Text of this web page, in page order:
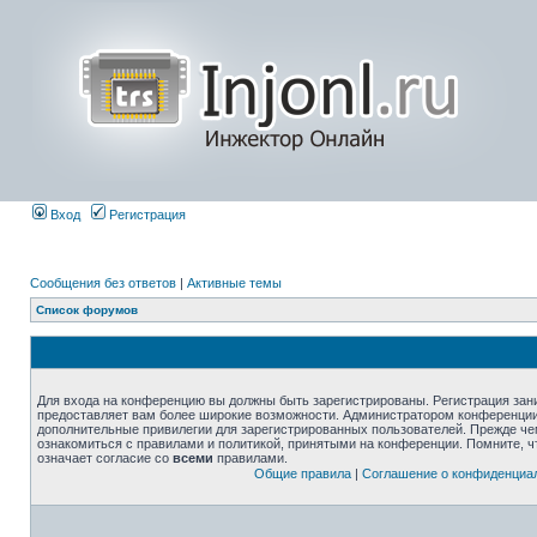
Вход Регистрация
Сообщения без ответов | Активные темы
Список форумов
Для входа на конференцию вы должны быть зарегистрированы. Регистрация
предоставляет вам более широкие возможности. Администратором
дополнительные привилегии для зарегистрированных пользователей. Прежде
ознакомиться с правилами и политикой, принятыми на конференции. Помните,
означает согласие со всеми правилами.
Общие правила| Соглашение о